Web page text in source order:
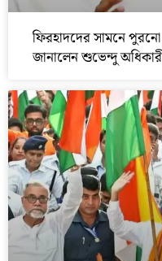
ফিরহাদদের সামনে
জানালেন শুভেন্দু